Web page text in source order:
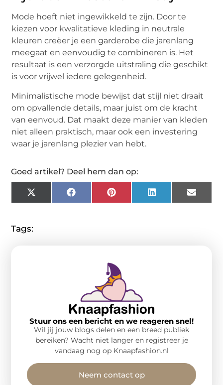
Mode hoeft niet ingewikkeld te zijn. Door te
kiezen voor kwalitatieve kleding in neutrale
kleuren creëer je een garderobe die jarenlang
meegaat en eenvoudig te combineren is. Het
resultaat is een verzorgde uitstraling die geschikt
is voor vrijwel iedere gelegenheid.
Minimalistische mode bewijst dat stijl niet draait
om opvallende details, maar juist om de kracht
van eenvoud. Dat maakt deze manier van kleden
niet alleen praktisch, maar ook een investering
waar je jarenlang plezier van hebt.
Goed artikel? Deel hem dan op:
X
(Twitter)
FacebookPinterestLinkedInEmail
Tags:
Stuur ons een bericht en we reageren snel!
Wil jij jouw blogs delen en een breed publiek
bereiken? Wacht niet langer en registreer je
vandaag nog op Knaapfashion.nl
Neem contact op